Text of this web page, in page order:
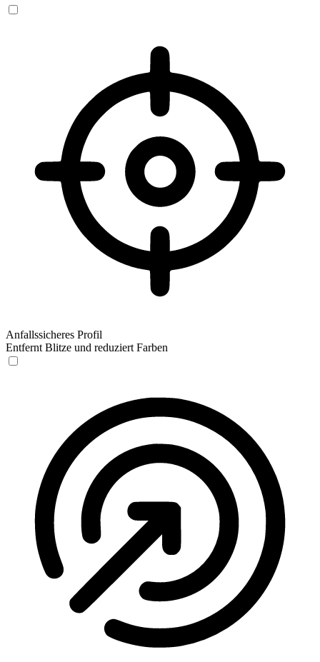
Anfallssicheres Profil
Entfernt Blitze und reduziert Farben